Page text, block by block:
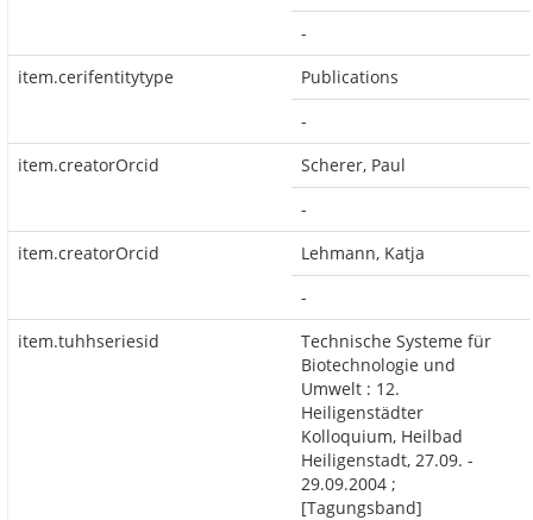
-
item.cerifentitytype
Publications
-
item.creatorOrcid
Scherer, Paul
-
item.creatorOrcid
Lehmann, Katja
-
item.tuhhseriesid
Technische Systeme für
Biotechnologie und
Umwelt : 12.
Heiligenstädter
Kolloquium, Heilbad
Heiligenstadt, 27.09. -
29.09.2004 ;
[Tagungsband]